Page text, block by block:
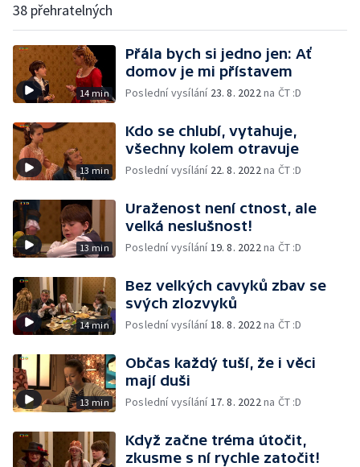
38 přehratelných
14 min
Přála bych si jedno jen: Ať
domov je mi přístavem
Poslední vysílání 23. 8. 2022na ČT :D
13 min
Kdo se chlubí, vytahuje,
všechny kolem otravuje
Poslední vysílání 22. 8. 2022na ČT :D
13 min
Uraženost není ctnost, ale
velká neslušnost!
Poslední vysílání19. 8. 2022na ČT :D
14 min
Bez velkých cavyků zbav se
svých zlozvyků
Poslední vysílání18. 8. 2022na ČT :D
13 min
Občas každý tuší, že i věci
mají duši
Poslední vysílání17. 8. 2022na ČT :D
Když začne tréma útočit,
zkusme s ní rychle zatočit!